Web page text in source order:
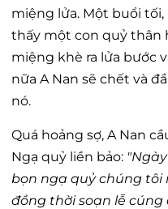
miệng lửa. Một buổi
thấy một con quỷ thân
miệng khè ra lửa bước
nữa A Nan sẽ chết và
nó.
Quá hoảng sợ, A Nan
Ngạ quỷ liền bảo:
bọn ngạ quỷ chúng tôi
đồng thời soạn lễ cúng